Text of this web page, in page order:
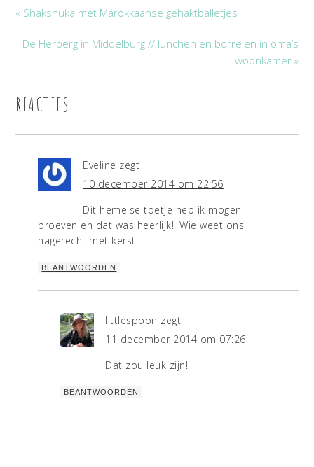
« Shakshuka met Marokkaanse gehaktballetjes
De Herberg in Middelburg // lunchen en borrelen in oma’s
woonkamer »
REACTIES
Eveline zegt
10 december 2014 om 22:56
Dit hemelse toetje heb ik mogen
proeven en dat was heerlijk!! Wie weet ons
nagerecht met kerst
BEANTWOORDEN
littlespoon zegt
11 december 2014 om 07:26
Dat zou leuk zijn!
BEANTWOORDEN